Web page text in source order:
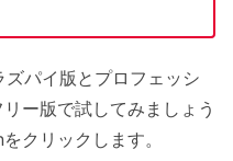
パイ版とプロフェッシ
ー版で試してみましょう
クリックします。